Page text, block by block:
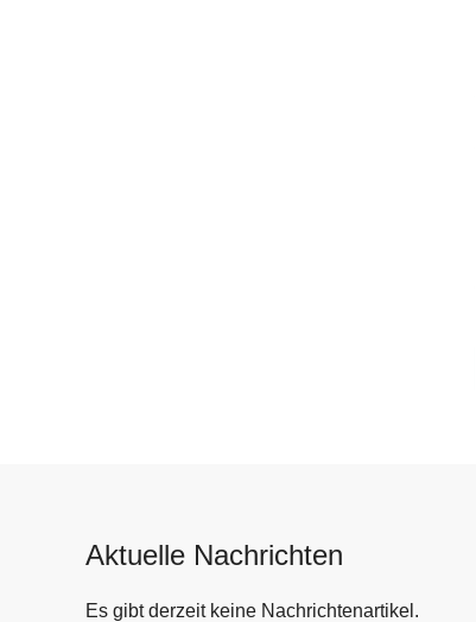
Aktuelle Nachrichten
Es gibt derzeit keine Nachrichtenartikel.